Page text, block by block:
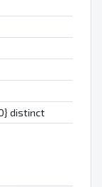
distinct